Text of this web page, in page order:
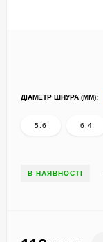
ДІАМЕТР ШНУРА (ММ):
5.6 6.4
В НАЯВНОСТІ